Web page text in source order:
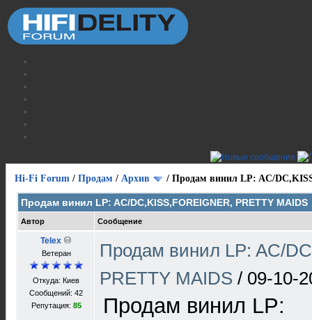
Hi-Fi Forum / Продам / Архив / Продам винил LP: AC/
Продам винил LP: AC/DC,KISS,FOREIGNER, PRETTY MAIDS
Автор Сообщение
Telex
Ветеран
Откуда: Киев
Сообщений: 42
Репутация: 85
Продам винил LP: AC/
PRETTY MAIDS / 09-10-
Продам винил LP: